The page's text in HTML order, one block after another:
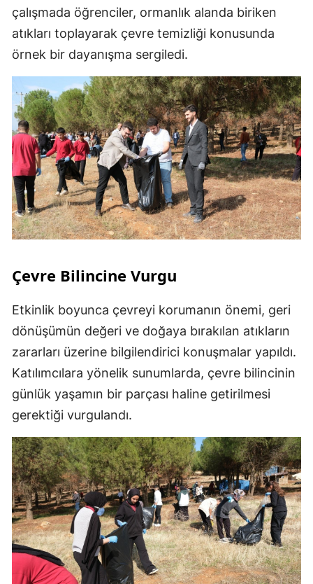
çalışmada öğrenciler, ormanlık alanda biriken
atıkları toplayarak çevre temizliği konusunda
örnek bir dayanışma sergiledi.
Çevre Bilincine Vurgu
Etkinlik boyunca çevreyi korumanın önemi, geri
dönüşümün değeri ve doğaya bırakılan atıkların
zararları üzerine bilgilendirici konuşmalar yapıldı.
Katılımcılara yönelik sunumlarda, çevre bilincinin
günlük yaşamın bir parçası haline getirilmesi
gerektiği vurgulandı.